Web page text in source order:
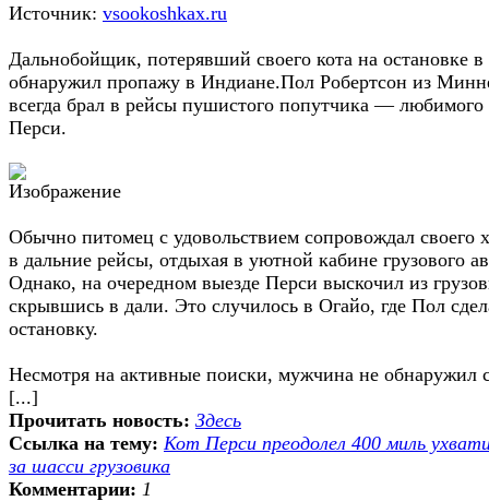
Источник: vsookoshkax.ru
Дальнобойщик, потерявший своего кота на остановке
обнаружил пропажу в Индиане.Пол Робертсон из
всегда брал в рейсы пушистого попутчика — любимого
Перси.
Обычно питомец с удовольствием сопровождал своего
в дальние рейсы, отдыхая в уютной кабине грузового
Однако, на очередном выезде Перси выскочил из
скрывшись в дали. Это случилось в Огайо, где Пол
остановку.
Несмотря на активные поиски, мужчина не обнаружил
[...]
Прочитать новость: Здесь
Ссылка на тему: Кот Перси преодолел 400 миль
за шасси грузовика
Комментарии: 1